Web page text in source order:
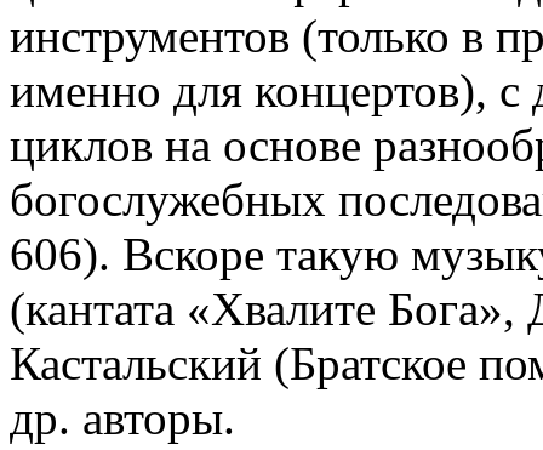
инструментов (только в
именно для концертов),
циклов на основе
богослужебных
606). Вскоре такую
(кантата «Хвалите
Кастальский (Братское
др. авторы.